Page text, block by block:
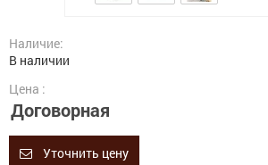
Наличие:
В наличии
Цена :
Договорная
Уточнить цену